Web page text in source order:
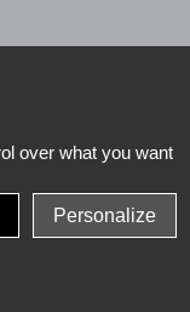
over what you want
Personalize